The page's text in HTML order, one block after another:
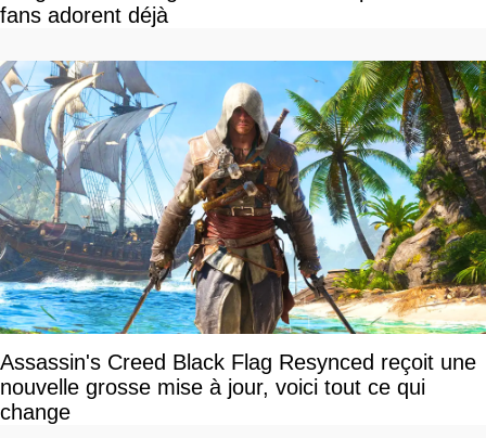
fans adorent déjà
Assassin's Creed Black Flag Resynced reçoit une
nouvelle grosse mise à jour, voici tout ce qui
change